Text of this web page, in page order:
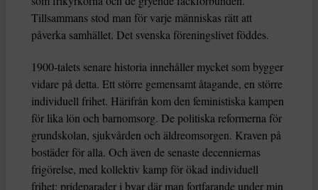
Tillsammans stod man för varje människas rätt att
påverka samhället. Det svenska föreningslivet föddes.
1900-talets senare historia innehåller mycket som bygger
vidare på detta. Ett större gemensamt åtagande, en större
individuell frihet. Härifrån kom den feministiska kampen
för lika lön och barnomsorg. De politiska reformerna för
grundskolan, sjukvården och äldreomsorgen. Kraven på
bostäder för alla. Och även de senaste decenniernas
frigörelse, med kollektiv kamp för ökad individuell
frihet: prideparader i byar där man fortfarande under min